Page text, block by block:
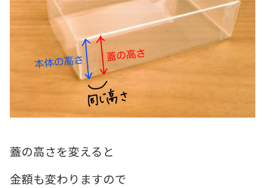
蓋の高さを変えると
金額も変わりますので